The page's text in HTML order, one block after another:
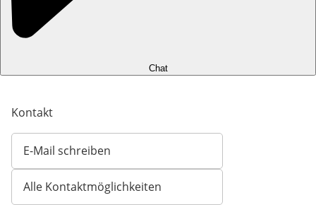
Chat
Kontakt
E-Mail schreiben
Öffnet E-Mail-Client
Alle Kontaktmöglichkeiten